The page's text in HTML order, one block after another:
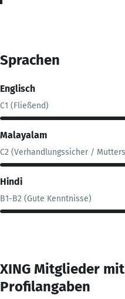
Sprachen
Englisch
C1 (Fließend)
Malayalam
C2 (Verhandlungssicher /
Hindi
B1-B2 (Gute Kenntnisse)
XING Mitglieder
Profilangaben